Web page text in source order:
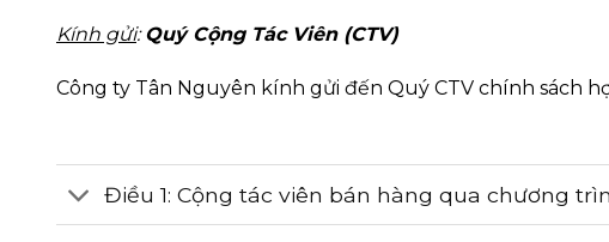
Kính gửi:Quý Cộng Tác Viên (CTV)
Công ty Tân Nguyên kính gửi đến Quý CTV chính sách
Điều 1: Cộng tác viên bán hàng qua chương